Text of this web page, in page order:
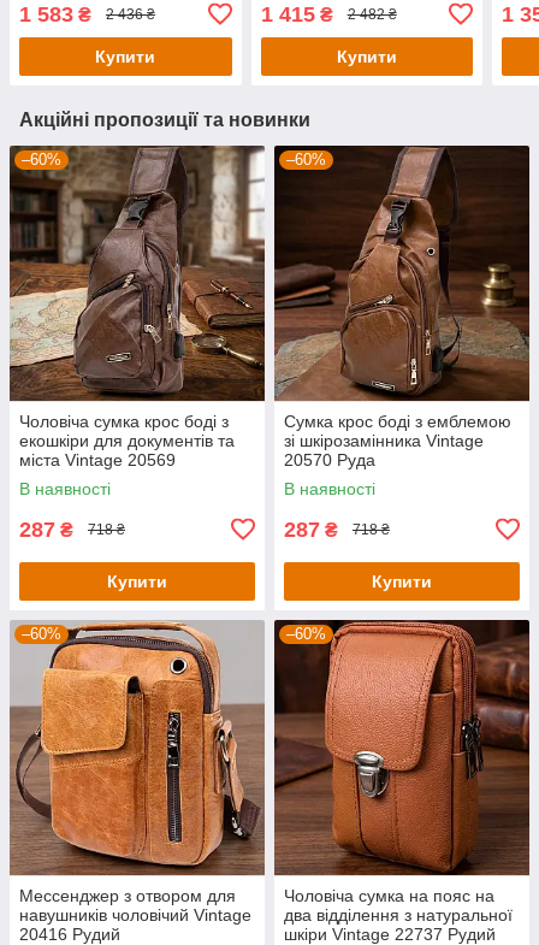
1 583 ₴ 2 436 ₴
Купити
1 415₴ 2 482 ₴
Купити
1
Акційні пропозиції та новинки
–60%
Чоловіча сумка крос боді з
екошкіри для документів та
міста Vintage 20569
Коричнева
В наявності
287 ₴ 718 ₴
Купити
–60%
Сумка крос боді з емблемою
зі шкірозамінника Vintage
20570 Руда
В наявності
287 ₴ 718 ₴
Купити
–60%
Мессенджер з отвором для
навушників чоловічий Vintage
20416 Рудий
–60%
Чоловіча сумка на пояс на
два відділення з натуральної
шкіри Vintage 22737 Рудий